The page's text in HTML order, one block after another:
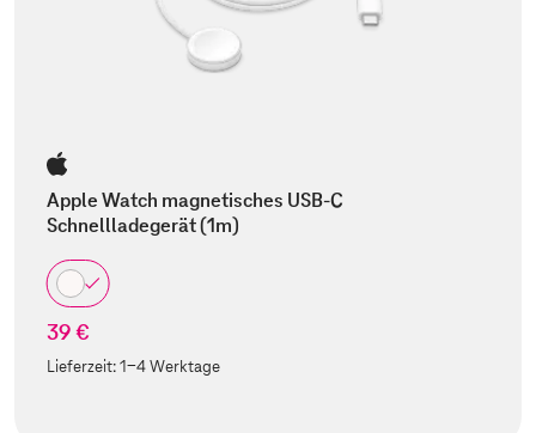
Apple Watch magnetisches USB-C
Schnellladegerät (1m)
39 €
Lieferzeit:1-4 Werktage